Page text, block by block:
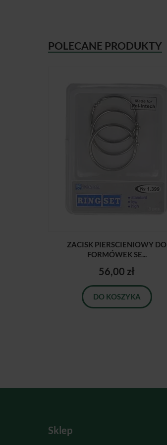
POLECANE PRODUKTY
ZACISK PIERSCIENIOWY DO
FORMÓWEK SE...
56,00 zł
DO KOSZYKA
Sklep